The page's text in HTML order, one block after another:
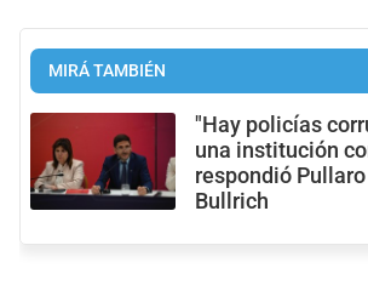
MIRÁ TAMBIÉN
"Hay policías
una institución
respondió
Bullrich